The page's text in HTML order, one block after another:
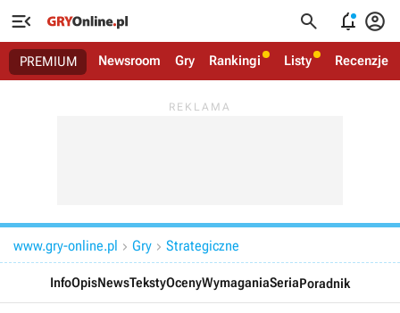
   
PREMIUM Newsroom Gry Rankingi Listy Recenzje
www.gry-online.pl  Gry  Strategiczne
InfoOpisNewsTekstyOcenyWymaganiaSeriaPoradnik